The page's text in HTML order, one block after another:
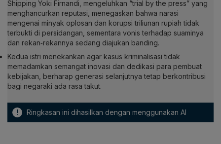
Shipping Yoki Firnandi, mengeluhkan “trial by the press” yang
menghancurkan reputasi, menegaskan bahwa narasi
mengenai minyak oplosan dan korupsi triliunan rupiah tidak
terbukti di persidangan, sementara vonis terhadap suaminya
dan rekan‑rekannya sedang diajukan banding.
Kedua istri menekankan agar kasus kriminalisasi tidak
memadamkan semangat inovasi dan dedikasi para pembuat
kebijakan, berharap generasi selanjutnya tetap berkontribusi
bagi negaraki ada rasa takut.
! Ringkasan ini dihasilkan dengan menggunakan AI